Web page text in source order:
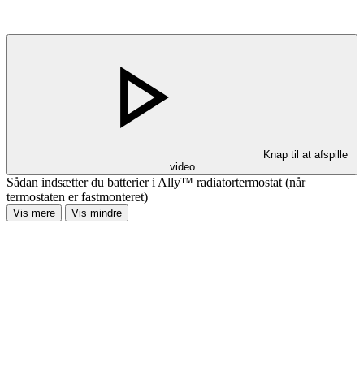
Knap til at afspille
video
Sådan indsætter du batterier i Ally™ radiatortermostat (når
termostaten er fastmonteret)
Vis mere Vis mindre